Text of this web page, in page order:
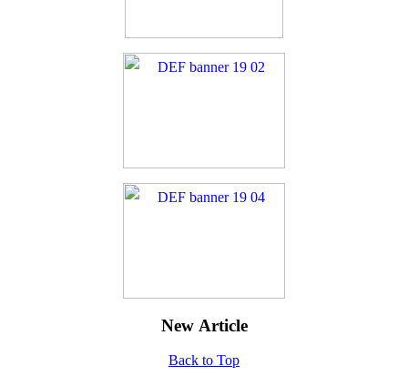
New Article
Back to Top